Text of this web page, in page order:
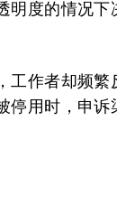
明度的情况
工作者却频
停用时，申